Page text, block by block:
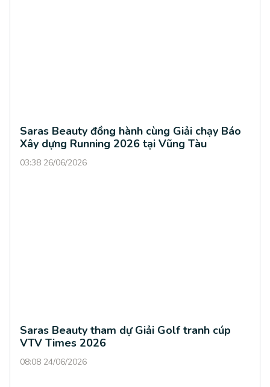
Saras Beauty đồng hành cùng Giải chạy Báo
Xây dựng Running 2026 tại Vũng Tàu
03:38 26/06/2026
Saras Beauty tham dự Giải Golf tranh cúp
VTV Times 2026
08:08 24/06/2026